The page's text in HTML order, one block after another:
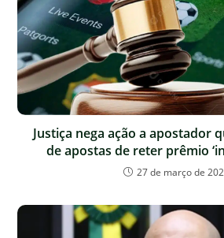
Justiça nega ação a apostador
de apostas de reter prêmio
27 de março de